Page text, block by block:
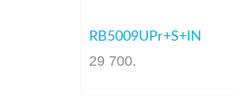
RB5009UPr+S+IN
29 700.